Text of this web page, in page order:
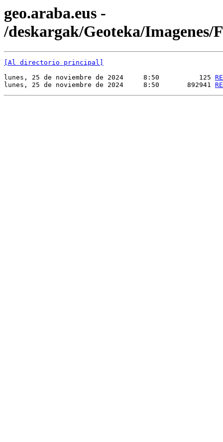
geo.araba.eus -
/deskargak/Geoteka/Imagenes/
[Al directorio principal]
lunes, 25 de noviembre de 2024     8:50          125
lunes, 25 de noviembre de 2024     8:50       892941